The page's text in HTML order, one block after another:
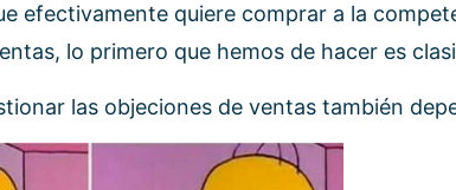
efectivamente quiere comprar a la
lo primero que hemos de hacer es
las objeciones de ventas también